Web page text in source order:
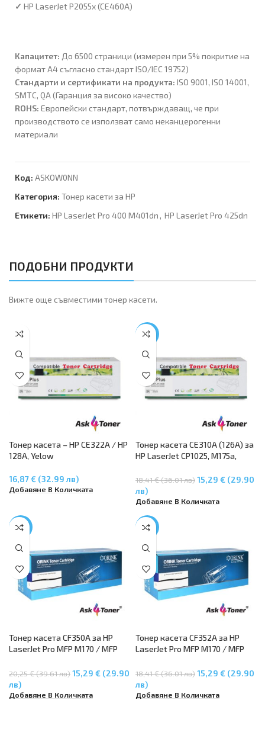
✓ HP LaserJet P2055x (CE460A)
Капацитет: До 6500 страници (измерен при 5% покритие на
формат A4 съгласно стандарт ISO/IEC 19752)
Стандарти и сертификати на продукта: ISO 9001, ISO 14001,
SMTC, QA (Гаранция за високо качество)
ROHS: Европейски стандарт, потвърждаващ, че при
производството се използват само неканцерогенни
материали
Код: ASKOW0NN
Категория: Тонер касети за HP
Етикети: HP LaserJet Pro 400 M401dn , HP LaserJet Pro 425dn
ПОДОБНИ ПРОДУКТИ
Вижте още съвместими тонер касети.
Тонер касета – HP CE322A / HP
128A, Yelow
16,87 € (32.99 лв)
Добавяне В Количката
-17%
Тонер касета CE310A (126A) за
HP LaserJet CP1025, M175a,
18,41 € (36.01 лв)15,29 € (29.90
лв)
Добавяне В Количката
-24%
Тонер касета CF350A за HP
LaserJet Pro MFP M170 / MFP
20,25 € (39.61 лв)15,29 € (29.90
лв)
Добавяне В Количката
-17%
Тонер касета CF352A за HP
LaserJet Pro MFP M170 / MFP
18,41 € (36.01 лв)15,29 € (29.90
лв)
Добавяне В Количката